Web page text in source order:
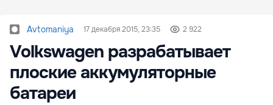
Avtomaniya 17 декабря 2015, 23:35 2 922
Volkswagen разрабатывает
плоские аккумуляторные
батареи